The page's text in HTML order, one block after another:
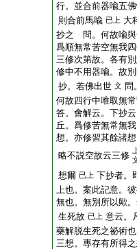
行。並合前器喩五
則合前馬喩 已上 大
抄之 問。何故喩
爲順無常苦空無我
三修次第故。各有
修中不用器喩。故
抄。若佛出世 文 問
何故四行中唯取無
答。會解云。下抄
丘。爲修苦無常無
想。亦修習其餘諸
略不説空故云三修
想爾 已上 下抄者。
上也。案此記意。
無也。無別所以歟
生死故 已上 意云。
藥解脱生死之祕術
三想。專存有所得